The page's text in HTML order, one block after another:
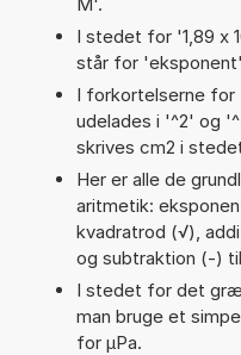
I stedet for '1,89 x
står for
I forkortelserne
udelades i '^2' og
skrives cm2 i
Her er alle de
aritmetik:
kvadratrod (√),
og subtraktion (-)
I stedet for det
man bruge et
for µPa.